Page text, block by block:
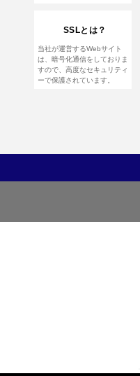
SSLとは？
当社が運営するWebサイト
は、暗号化通信をしておりま
すので、高度なセキュリティ
ーで保護されています。